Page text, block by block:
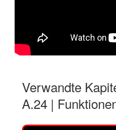
Verwandte
A.24 |